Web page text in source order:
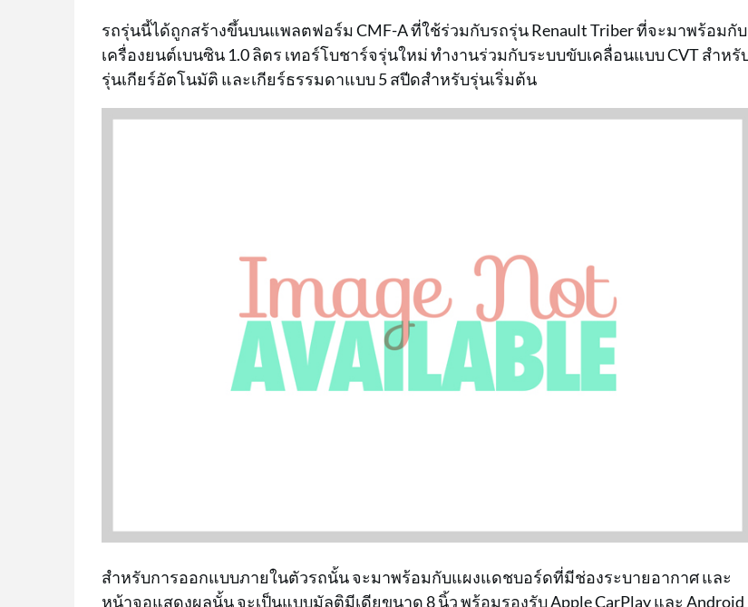
รถรุ่นนี้ได้ถูกสร้างขึ้นบนแพลตฟอร์ม CMF-A ที่ใช้ร่วมกับรถรุ่น Renault Triber ที่จะมาพร้อมกับ
เครื่องยนต์เบนซิน 1.0 ลิตร เทอร์โบชาร์จรุ่นใหม่ ทำงานร่วมกับระบบขับเคลื่อนแบบ CVT สำหรั
รุ่นเกียร์อัตโนมัติ และเกียร์ธรรมดาแบบ 5 สปีดสำหรับรุ่นเริ่มต้น
สำหรับการออกแบบภายในตัวรถนั้น จะมาพร้อมกับแผงแดชบอร์ดที่มีช่องระบายอากาศ และ
หน้าจอแสดงผลนั้น จะเป็นแบบมัลติมีเดียขนาด 8 นิ้ว พร้อมรองรับ Apple CarPlay และ Android